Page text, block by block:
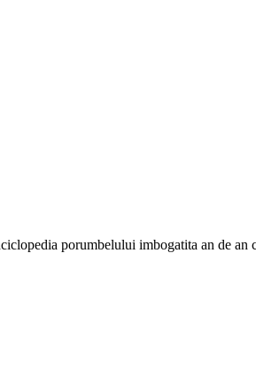
porumbelului imbogatita an de an